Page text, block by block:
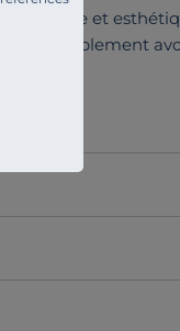
pratique et
ou simplement
ou simplement
les pièces de la